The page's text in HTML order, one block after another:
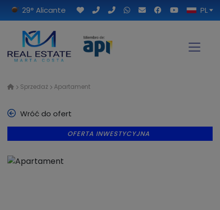
29° Alicante PL
Sprzedaż Apartament
Wróć do ofert
OFERTA INWESTYCYJNA